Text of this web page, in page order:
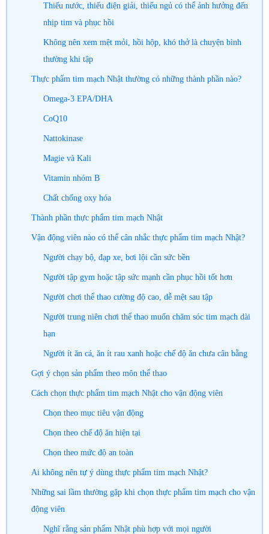
Thiếu nước, thiếu điện giải, thiếu ngủ có thể ảnh hưởng đến
nhịp tim và phục hồi
Không nên xem mệt mỏi, hồi hộp, khó thở là chuyện bình
thường khi tập
Thực phẩm tim mạch Nhật thường có những thành phần nào?
Omega-3 EPA/DHA
CoQ10
Nattokinase
Magie và Kali
Vitamin nhóm B
Chất chống oxy hóa
Thành phần thực phẩm tim mạch Nhật
Vận động viên nào có thể cân nhắc thực phẩm tim mạch Nhật?
Người chạy bộ, đạp xe, bơi lội cần sức bền
Người tập gym hoặc tập sức mạnh cần phục hồi tốt hơn
Người chơi thể thao cường độ cao, dễ mệt sau tập
Người trung niên chơi thể thao muốn chăm sóc tim mạch dài
hạn
Người ít ăn cá, ăn ít rau xanh hoặc chế độ ăn chưa cân bằng
Gợi ý chọn sản phẩm theo môn thể thao
Cách chọn thực phẩm tim mạch Nhật cho vận động viên
Chọn theo mục tiêu vận động
Chọn theo chế độ ăn hiện tại
Chọn theo mức độ an toàn
Ai không nên tự ý dùng thực phẩm tim mạch Nhật?
Những sai lầm thường gặp khi chọn thực phẩm tim mạch cho vận
động viên
Nghĩ rằng sản phẩm Nhật phù hợp với mọi người